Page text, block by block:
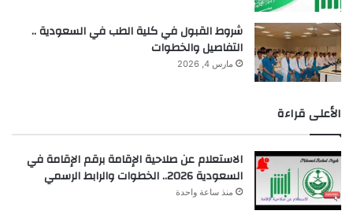
شروط القبول في كلية الطب في السعودية ..
التفاصيل والخطوات
مارس 4, 2026
الأعلى قراءة
الاستعلام عن صلاحية الإقامة برقم الإقامة في
السعودية 2026.. الخطوات والرابط الرسمي
منذ ساعة واحدة